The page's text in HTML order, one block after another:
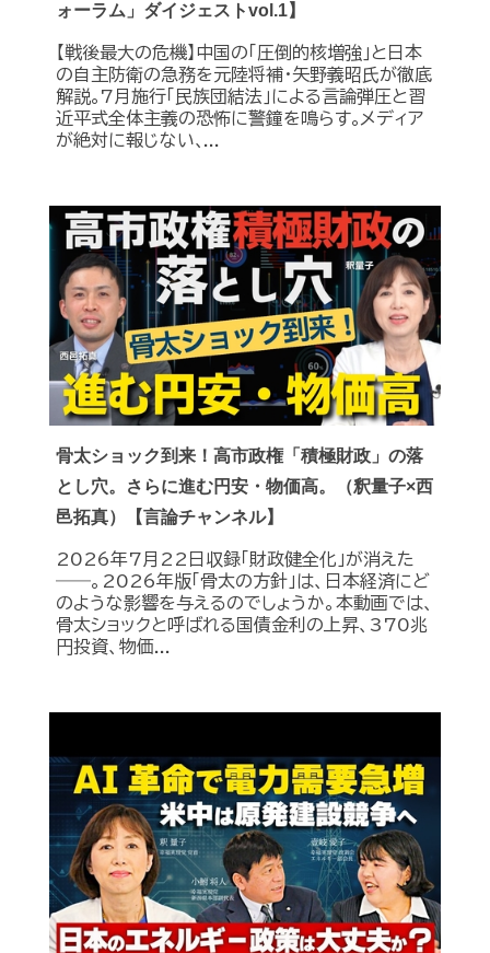
ォーラム」ダイジェストvol.1】
【戦後最大の危機】中国の｢圧倒的核増強｣と日本
の自主防衛の急務を元陸将補・矢野義昭氏が徹底
解説｡7月施行｢民族団結法｣による言論弾圧と習
近平式全体主義の恐怖に警鐘を鳴らす｡メディア
が絶対に報じない､...
骨太ショック到来！高市政権「積極財政」の落
とし穴。さらに進む円安・物価高。（釈量子×西
邑拓真）【言論チャンネル】
2026年7月22日収録「財政健全化」が消えた
――。2026年版「骨太の方針」は、日本経済にど
のような影響を与えるのでしょうか。本動画では、
骨太ショックと呼ばれる国債金利の上昇、370兆
円投資、物価...